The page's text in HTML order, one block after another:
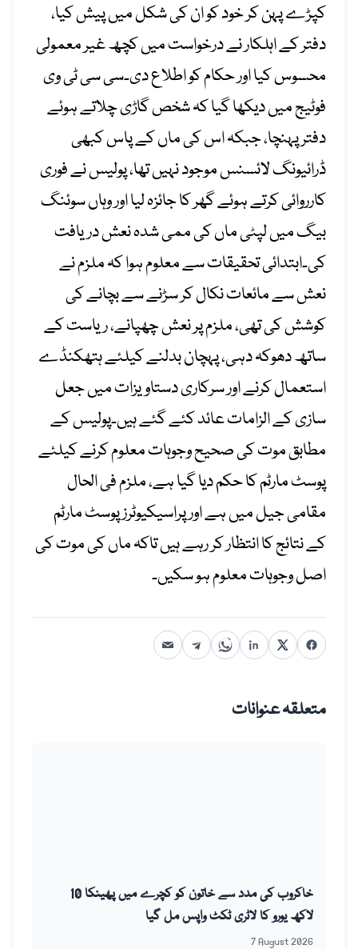
کپڑے پہن کر خود کو ان کی شکل میں پیش کیا،
دفتر کے اہلکار نے درخواست میں کچھ غیر معمولی
محسوس کیا اور حکام کو اطلاع دی۔سی سی ٹی وی
فوٹیج میں دیکھا گیا کہ شخص گاڑی چلاتے ہوئے
دفتر پہنچا، جبکہ اس کی ماں کے پاس کبھی
ڈرائیونگ لائسنس موجود نہیں تھا، پولیس نے فوری
کارروائی کرتے ہوئے گھر کا جائزہ لیا اور وہاں سوئنگ
بیگ میں لپٹی ماں کی ممی شدہ نعش دریافت
کی۔ابتدائی تحقیقات سے معلوم ہوا کہ ملزم نے
نعش سے مائعات نکال کر سڑنے سے بچانے کی
کوشش کی تھی، ملزم پر نعش چھپانے، ریاست کے
ساتھ دھوکہ دہی، پہچان بدلنے کیلئے ہتھکنڈے
استعمال کرنے اور سرکاری دستاویزات میں جعل
سازی کے الزامات عائد کئے گئے ہیں۔پولیس کے
مطابق موت کی صحیح وجوہات معلوم کرنے کیلئے
پوسٹ مارٹم کا حکم دیا گیا ہے، ملزم فی الحال
مقامی جیل میں ہے اور پراسیکیوٹرز پوسٹ مارٹم
کے نتائج کا انتظار کر رہے ہیں تاکہ ماں کی موت کی
اصل وجوہات معلوم ہو سکیں۔
متعلقہ عنوانات
خاکروب کی مدد سے خاتون کو کچرے میں پھینکا 10
لاکھ یورو کا لاٹری ٹکٹ واپس مل گیا
7 August 2026